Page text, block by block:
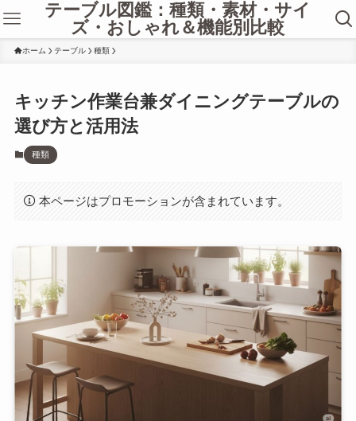
テーブル図鑑：種類・素材・サイ
ズ・おしゃれ＆機能別比較
ホーム テーブル 種類
キッチン作業台兼ダイニングテーブルの
選び方と活用法
種類
本ページはプロモーションが含まれています。